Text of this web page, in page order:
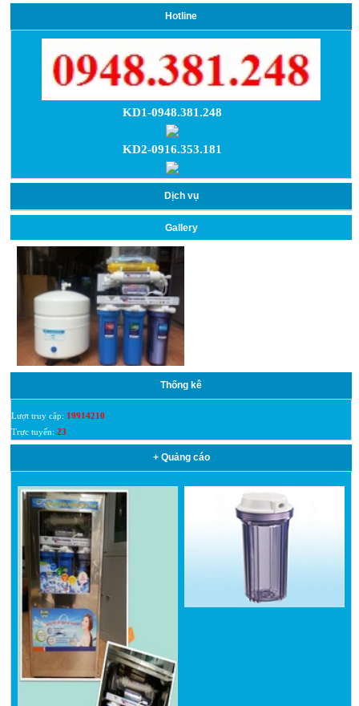
Hotline
KD1-0948.381.248
KD2-0916.353.181
Dịch vụ
Gallery
Thống kê
Lượt truy cập: 19914210
Trực tuyến: 23
+ Quảng cáo